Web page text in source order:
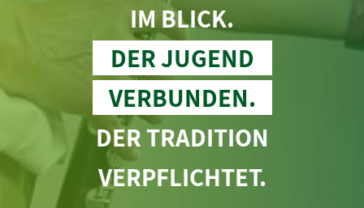
IM BLICK.
DER JUGEND
VERBUNDEN.
DER TRADITION
VERPFLICHTET.